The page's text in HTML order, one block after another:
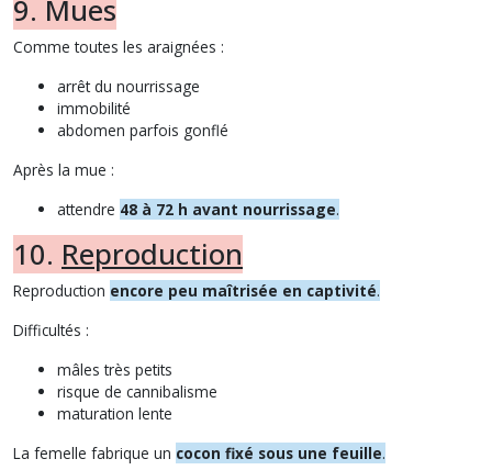
9. Mues
Comme toutes les araignées :
arrêt du nourrissage
immobilité
abdomen parfois gonflé
Après la mue :
attendre 48 à 72 h avant nourrissage.
10. Reproduction
Reproduction encore peu maîtrisée en captivité.
Difficultés :
mâles très petits
risque de cannibalisme
maturation lente
La femelle fabrique un cocon fixé sous une feuille.